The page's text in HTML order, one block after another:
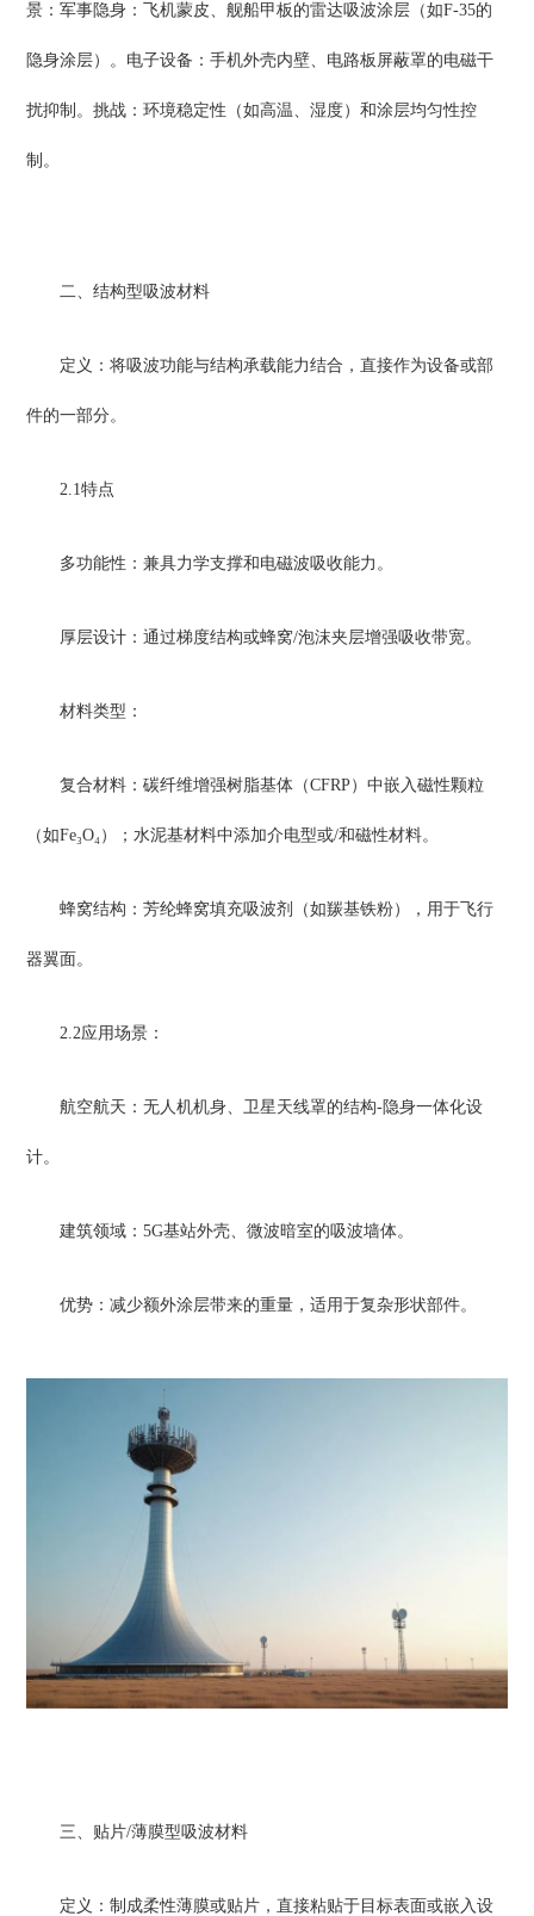
景：军事隐身：飞机蒙皮、舰船甲板的雷达吸波涂层（如F-35的
隐身涂层）。电子设备：手机外壳内壁、电路板屏蔽罩的电磁干
扰抑制。挑战：环境稳定性（如高温、湿度）和涂层均匀性控
制。
二、结构型吸波材料
定义：将吸波功能与结构承载能力结合，直接作为设备或部
件的一部分。
2.1特点
多功能性：兼具力学支撑和电磁波吸收能力。
厚层设计：通过梯度结构或蜂窝/泡沫夹层增强吸收带宽。
材料类型：
复合材料：碳纤维增强树脂基体（CFRP）中嵌入磁性颗粒
（如Fe₃O₄）；水泥基材料中添加介电型或/和磁性材料。
蜂窝结构：芳纶蜂窝填充吸波剂（如羰基铁粉），用于飞行
器翼面。
2.2应用场景：
航空航天：无人机机身、卫星天线罩的结构-隐身一体化设
计。
建筑领域：5G基站外壳、微波暗室的吸波墙体。
优势：减少额外涂层带来的重量，适用于复杂形状部件。
三、贴片/薄膜型吸波材料
定义：制成柔性薄膜或贴片，直接粘贴于目标表面或嵌入设